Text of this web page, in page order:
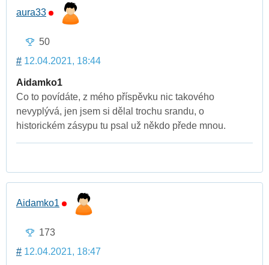
aura33
50
# 12.04.2021, 18:44
Aidamko1
Co to povídáte, z mého příspěvku nic takového
nevyplývá, jen jsem si dělal trochu srandu, o
historickém zásypu tu psal už někdo přede mnou.
Aidamko1
173
# 12.04.2021, 18:47